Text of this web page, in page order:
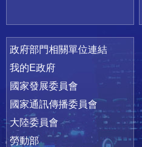
政府部門相關單位連結
我的E政府
國家發展委員會
國家通訊傳播委員會
大陸委員會
勞動部